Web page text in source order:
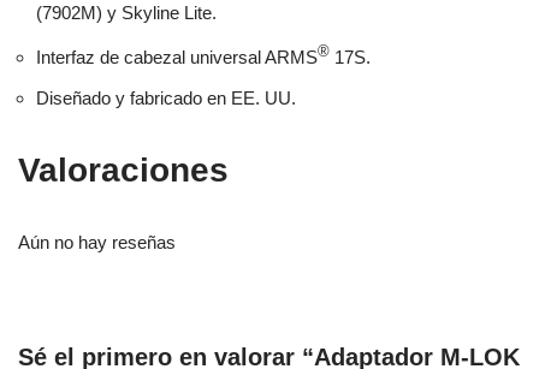
(7902M) y Skyline Lite.
Interfaz de cabezal universal ARMS® 17S.
Diseñado y fabricado en EE. UU.
Valoraciones
Aún no hay reseñas
Sé el primero en valorar “Adaptador M-LOK